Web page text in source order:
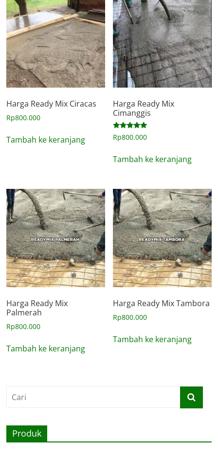
Harga Ready Mix Ciracas
Rp800.000
Tambah ke keranjang
Harga Ready Mix
Cimanggis
Dinilai
5.00
Rp800.000
Tambah ke keranjang
Harga Ready Mix
Palmerah
Rp800.000
Tambah ke keranjang
Harga Ready Mix Tambora
Rp800.000
Tambah ke keranjang
Produk